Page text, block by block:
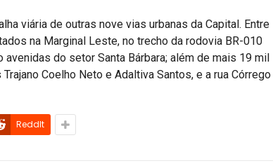
viária de outras nove vias urbanas da Capital. Entre
na Marginal Leste, no trecho da rodovia BR-010
do setor Santa Bárbara; além de mais 19 mil
Coelho Neto e Adaltiva Santos, e a rua Córrego
ReddIt